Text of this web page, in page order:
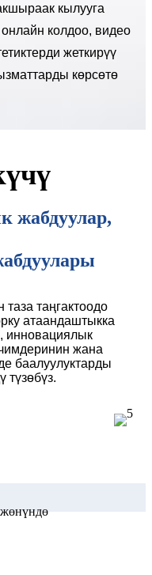
кылууга
колдоо, видео
жеткирүү
көрсөтө
жабдуулар,
таза таңгактоодо
атаандаштыкка
инновациялык
жана
баалуулуктарды
түзөбүз.